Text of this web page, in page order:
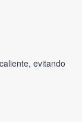
evitando